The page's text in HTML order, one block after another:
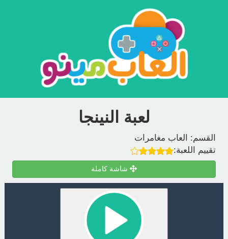
لعبة النينجا
القسم:
العاب مغامرات
تقييم اللعبة:
شاشة كاملة